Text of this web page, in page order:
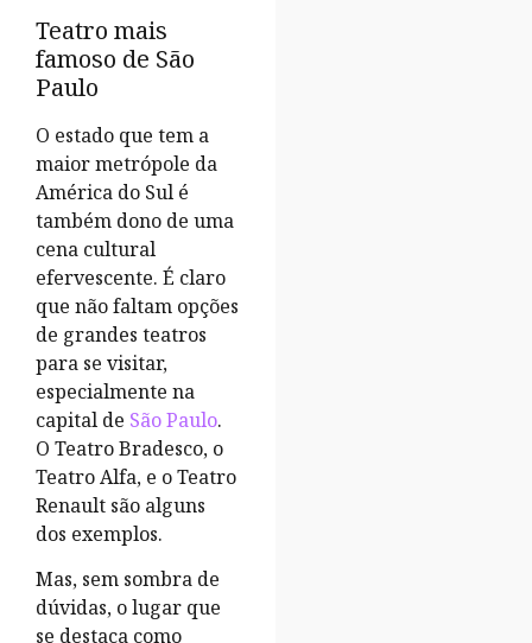
Teatro mais
famoso de São
Paulo
O estado que tem a
maior metrópole da
América do Sul é
também dono de uma
cena cultural
efervescente. É claro
que não faltam opções
de grandes teatros
para se visitar,
especialmente na
capital de São Paulo.
O Teatro Bradesco, o
Teatro Alfa, e o Teatro
Renault são alguns
dos exemplos.
Mas, sem sombra de
dúvidas, o lugar que
se destaca como